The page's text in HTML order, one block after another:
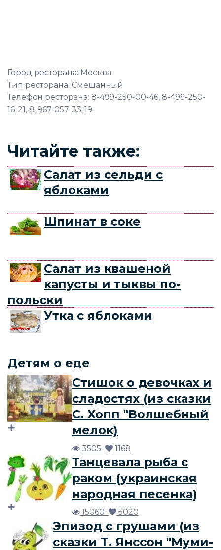
Город ресторана: Москва
Тип ресторана: Смешанный
Телефон ресторана: 8-499-250-00-46, 8-499-250-
16-21, 8-967-057-33-19
Читайте также:
Салат из сельди с
яблоками
Шпинат в соке
Салат из квашеной
капусты и тыквы по-
польски
Утка с яблоками
Детям о еде
Стишок о девочках и
сладостях (из сказки
С. Хопп "Волшебный
мелок)
3505 1168
Танцевала рыба с
раком (украинская
народная песенка)
15060 5020
Эпизод с грушами (из
сказки Т. Янссон "Муми-